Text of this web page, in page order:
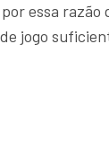
essa razão
jogo